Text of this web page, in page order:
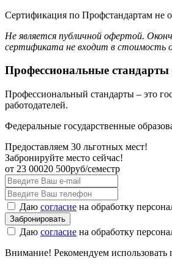
Сертификация по Профстандартам не
Не является публичной офертой.
сертификата не входит в стоимость
Профессиональные
Профессиональный стандарты – это
работодателей.
Федеральные государственные
Предоставляем 30 льготных мест!
Забронируйте место сейчас!
от 23 00020 500руб/семестр
Даю согласие на обработку
Даю согласие на обработку
Внимание! Рекомендуем использовать